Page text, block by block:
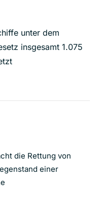
unter dem
insgesamt 1.075
die Rettung von
einer